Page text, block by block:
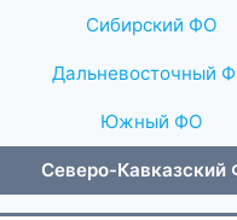
Сибирский ФО
Дальневосточный
Южный ФО
Северо-Кавказский